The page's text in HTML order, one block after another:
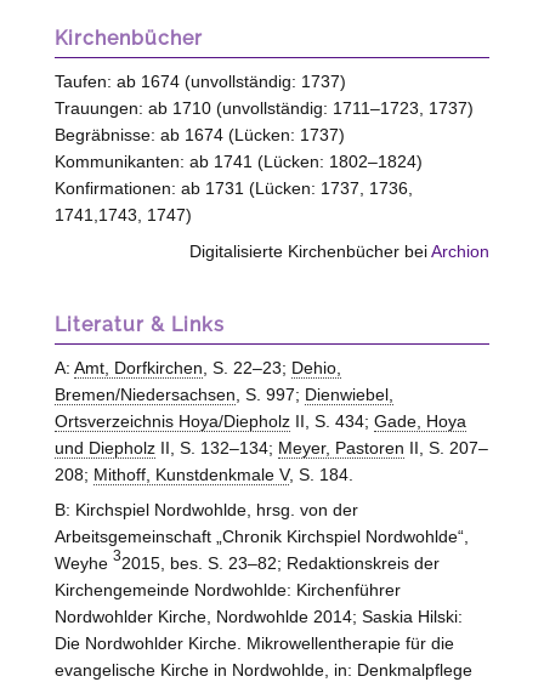
Kirchenbücher
Taufen: ab 1674 (unvollständig: 1737)
Trauungen: ab 1710 (unvollständig: 1711–1723, 1737)
Begräbnisse: ab 1674 (Lücken: 1737)
Kommunikanten: ab 1741 (Lücken: 1802–1824)
Konfirmationen: ab 1731 (Lücken: 1737, 1736,
1741,1743, 1747)
Digitalisierte Kirchenbücher beiArchion
Literatur & Links
A: Amt, Dorfkirchen , S. 22–23; Dehio,
Bremen/Niedersachsen , S. 997; Dienwiebel,
Ortsverzeichnis Hoya/DiepholzII, S. 434; Gade, Hoya
und DiepholzII, S. 132–134; Meyer, Pastoren II, S. 207–
208; Mithoff, Kunstdenkmale V, S. 184.
B: Kirchspiel Nordwohlde, hrsg. von der
Arbeitsgemeinschaft „Chronik Kirchspiel Nordwohlde“,
Weyhe 32015, bes. S. 23–82; Redaktionskreis der
Kirchengemeinde Nordwohlde: Kirchenführer
Nordwohlder Kirche, Nordwohlde 2014; Saskia Hilski:
Die Nordwohlder Kirche. Mikrowellentherapie für die
evangelische Kirche in Nordwohlde, in: Denkmalpflege